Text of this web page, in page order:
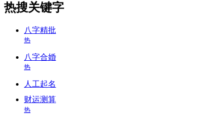
热搜关键字
八字精批
热
八字合婚
热
人工起名
财运测算
热